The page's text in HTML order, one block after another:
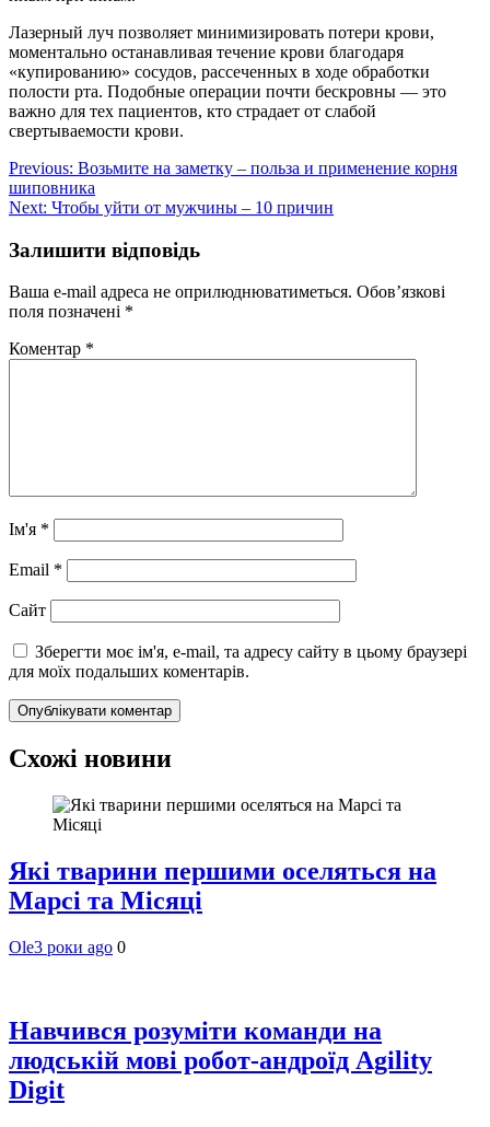
Лазерный луч позволяет минимизировать потери крови,
моментально останавливая течение крови благодаря
«купированию» сосудов, рассеченных в ходе обработки
полости рта. Подобные операции почти бескровны — это
важно для тех пациентов, кто страдает от слабой
свертываемости крови.
Навігація
записів
Previous: Возьмите на заметку – польза и применение корня
шиповника
Next: Чтобы уйти от мужчины – 10 причин
Залишити відповідь
Ваша e-mail адреса не оприлюднюватиметься. Обов’язкові
поля позначені *
Коментар *
Ім'я *
Email *
Сайт
Зберегти моє ім'я, e-mail, та адресу сайту в цьому браузері
для моїх подальших коментарів.
Схожі новини
Які тварини першими оселяться на
Марсі та Місяці
Ole3 роки ago 0
Навчився розуміти команди на
людській мові робот-андроїд Agility
Digit